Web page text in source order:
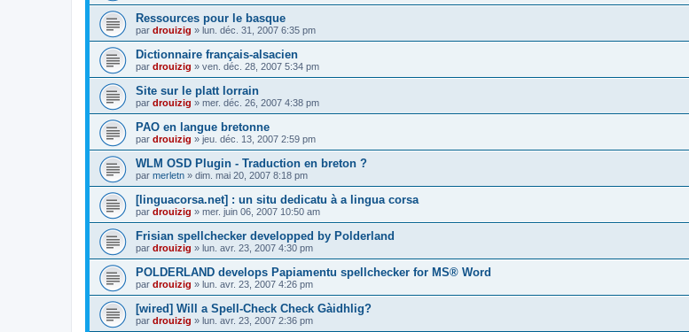
Ressources pour le basque
par drouizig » lun. déc. 31, 2007 6:35 pm
Dictionnaire français-alsacien
par drouizig » ven. déc. 28, 2007 5:34 pm
Site sur le platt lorrain
par drouizig » mer. déc. 26, 2007 4:38 pm
PAO en langue bretonne
par drouizig » jeu. déc. 13, 2007 2:59 pm
WLM OSD Plugin - Traduction en breton ?
par merletn » dim. mai 20, 2007 8:18 pm
[linguacorsa.net] : un situ dedicatu à a lingua corsa
par drouizig » mer. juin 06, 2007 10:50 am
Frisian spellchecker developped by Polderland
par drouizig » lun. avr. 23, 2007 4:30 pm
POLDERLAND develops Papiamentu spellchecker for MS® Word
par drouizig » lun. avr. 23, 2007 4:26 pm
[wired] Will a Spell-Check Check Gàidhlig?
par drouizig » lun. avr. 23, 2007 2:36 pm